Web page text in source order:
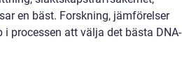
en bäst. Forskning, jämförelser
processen att välja det bästa DNA-